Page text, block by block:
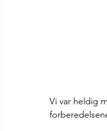
Vi var heldig